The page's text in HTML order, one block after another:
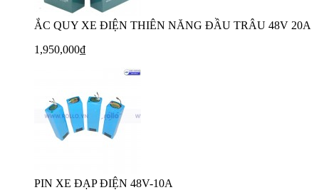
ẮC QUY XE ĐIỆN THIÊN NĂNG ĐẦU TRÂU 48V 20A
1,950,000₫
PIN XE ĐẠP ĐIỆN 48V-10A